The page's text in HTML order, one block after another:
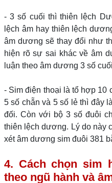
- 3 số cuối thì thiên lệch
lệch âm hay thiên lệch
âm dương sẽ thay đổi như
hiện rõ sự sai khác về âm
luận theo âm dương 3 số
- Sim điện thoại là tổ hợp 10
5 số chẵn và 5 số lẻ thì đây
đối. Còn với bộ 3 số đuôi
thiên lệch dương. Lý do này
xét âm dương sim đuôi 381
4. Cách chọn sim
theo ngũ hành và